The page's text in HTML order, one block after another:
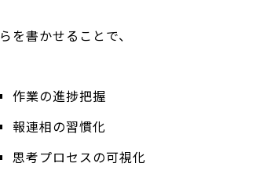
を書かせることで、
作業の進捗把握
報連相の習慣化
思考プロセスの可視化